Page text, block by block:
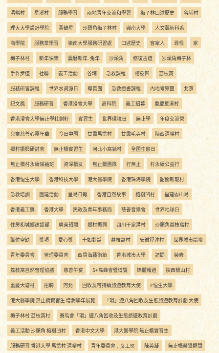
清峪村 星溪村 服務學習 兩地青年交流和學習 梅子林口述歷史 谷埔村
理大大學設計學院 黃錦星 沙頭角梅子林村 嶺南大學 人文藝術科系
商學院 服務業學習 嶺南大學服務研習處 口述歷史 客家人 尋根 家
梅子林村 新年快樂 農曆新年. 兔年 沙頭角 修復古道 沙頭角梅子林
手作步道 社聯 義工活動 谷埔 急救課程 榕樹凹 荔枝窩
服務研習課程 世界水資源日 導賞團 急救證書課程 內地考察團 北京
紀文鳳 服務研習 香港浸會大學 高科院 義工招募 重慶星溪村
香港浸會大學無止學社創籽 實習生 世界環境日 無止學 年度交流營
兒童慈善心嘉年華 今日中國 甘肅馬岔村 甘肅毛寺村 陝西清峪村
鄉村振興研討會 無止橋實習生 河北小窩鋪村 全國生態日
無止橋村永續領袖班 資深橋友 無止橋團隊 行無止 村永續公益行
香港恒生大學 香港科技大學 港大醫學院 香港珠海學院 韶關新龍村
急救培訓 團建活動 星島日報 香港自然故事 榕樹凹村 福建嵛山島
香港義工獎 香港大學 民政及青年事務局 慈善音樂會 世界地球日
住房和城鄉建設部 廣東韶關 鄉村振興 四川干家溝村 沙頭角荔枝窩村
職位空缺 獎項 愛心獎 十如對話 荔枝窩村 安徽程沖村 世界城市論壇
青年委員會 管理委員會 西貢海藝術節 香港城市大學 訪問 裝修
荔枝窩自然管理協議 慈善午宴 S+高峰會暨博覽 媒體報道 陝西橋山村
重慶大塘村 招聘 河北 回收及可持續旅遊教育大使 #恒生大學
港大醫學院 無止橋實習生 增潤學年展覽 「環」遊八角回收及生態旅遊教育計劃 大使
梅子林村 荔枝窩村 賽馬會「環」遊八角回收及生態旅遊教育計劃
義工活動 沙頭角 榕樹凹村 香港中文大學 港大醫學院 無止橋實習生
服務研習 香港大學 馬岔村 清峪村 青年委員會，义工奖 陳英凝 無止橋榮譽顧問